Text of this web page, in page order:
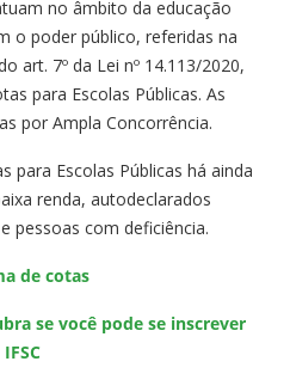
no âmbito da educação
o poder público, referidas na
art. 7º da Lei nº 14.113/2020,
para Escolas Públicas. As
por Ampla Concorrência.
para Escolas Públicas há ainda
renda, autodeclarados
pessoas com deficiência.
de cotas
se você pode se inscrever